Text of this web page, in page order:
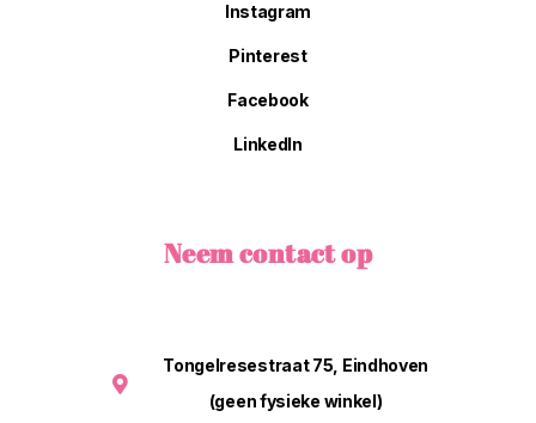
Instagram
Pinterest
Facebook
LinkedIn
Neem contact op
Tongelresestraat 75, Eindhoven
(geen fysieke winkel)